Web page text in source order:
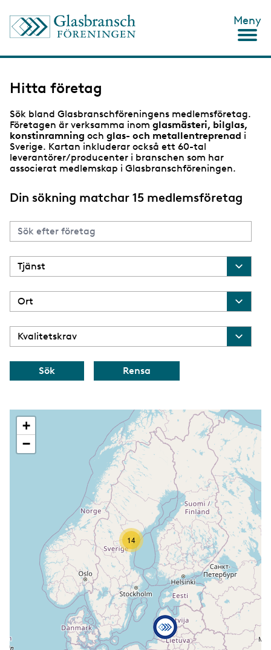
Meny
Hitta företag
Sök bland Glasbranschföreningens medlemsföretag.
Företagen är verksamma inom glasmästeri, bilglas,
konstinramning och glas- och metallentreprenad i
Sverige. Kartan inkluderar också ett 60-tal
leverantörer/producenter i branschen som har
associerat medlemskap i Glasbranschföreningen.
Din sökning matchar 15 medlemsföretag
14
+
−